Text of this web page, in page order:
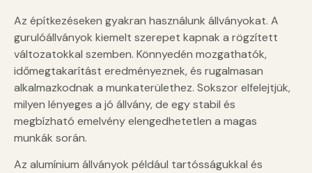
Az építkezéseken gyakran használunk állványokat. A
gurulóállványok kiemelt szerepet kapnak a rögzített
változatokkal szemben. Könnyedén mozgathatók,
időmegtakarítást eredményeznek, és rugalmasan
alkalmazkodnak a munkaterülethez. Sokszor elfelejtjük,
milyen lényeges a jó állvány, de egy stabil és
megbízható emelvény elengedhetetlen a magas
munkák során.
Az alumínium állványok például tartósságukkal és